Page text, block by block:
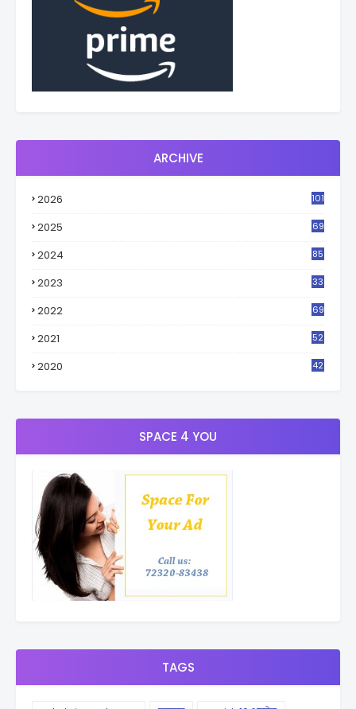
ARCHIVE
2026 101
2025 69
2024 85
2023
33
2022 69
2021
52
2020
42
SPACE 4 YOU
TAGS